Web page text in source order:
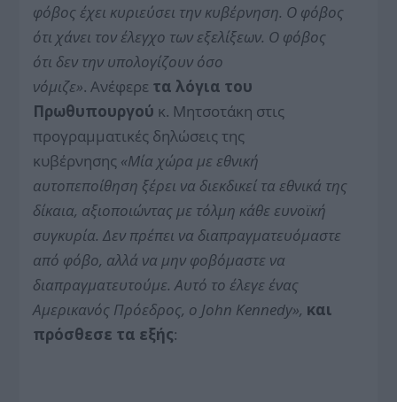
φόβος έχει κυριεύσει την κυβέρνηση. Ο φόβος
ότι χάνει τον έλεγχο των εξελίξεων. Ο φόβος
ότι δεν την υπολογίζουν όσο
νόμιζε». Ανέφερε τα λόγια του
Πρωθυπουργού κ. Μητσοτάκη στις
προγραμματικές δηλώσεις της
κυβέρνησης «Μία χώρα με εθνική
αυτοπεποίθηση ξέρει να διεκδικεί τα εθνικά της
δίκαια, αξιοποιώντας με τόλμη κάθε ευνοϊκή
συγκυρία. Δεν πρέπει να διαπραγματευόμαστε
από φόβο, αλλά να μην φοβόμαστε να
διαπραγματευτούμε. Αυτό το έλεγε ένας
Αμερικανός Πρόεδρος, ο John Kennedy», και
πρόσθεσε τα εξής: